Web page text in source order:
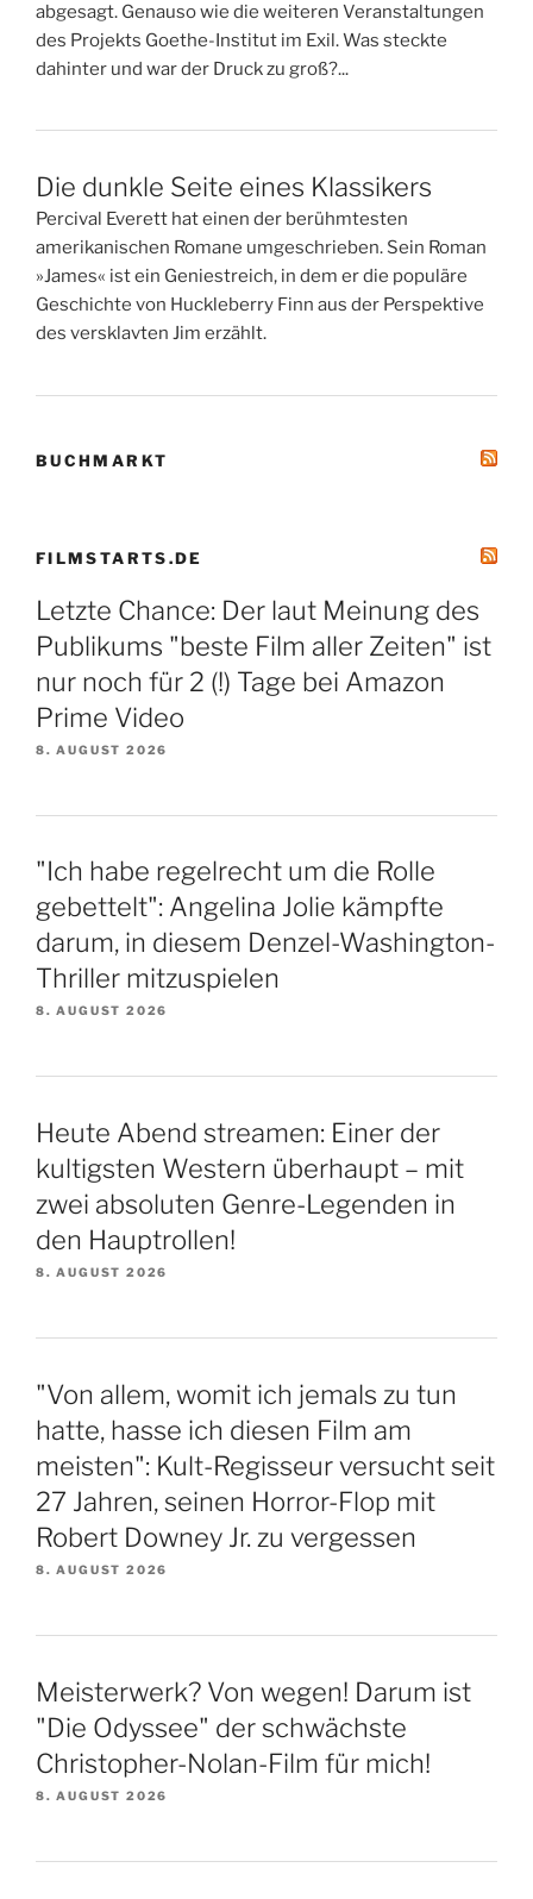
abgesagt. Genauso wie die weiteren Veranstaltungen
des Projekts Goethe-Institut im Exil. Was steckte
dahinter und war der Druck zu groß?...
Die dunkle Seite eines Klassikers
Percival Everett hat einen der berühmtesten
amerikanischen Romane umgeschrieben. Sein Roman
»James« ist ein Geniestreich, in dem er die populäre
Geschichte von Huckleberry Finn aus der Perspektive
des versklavten Jim erzählt.
BUCHMARKT
FILMSTARTS.DE
Letzte Chance: Der laut Meinung des
Publikums "beste Film aller Zeiten" ist
nur noch für 2 (!) Tage bei Amazon
Prime Video
8. AUGUST 2026
"Ich habe regelrecht um die Rolle
gebettelt": Angelina Jolie kämpfte
darum, in diesem Denzel-Washington-
Thriller mitzuspielen
8. AUGUST 2026
Heute Abend streamen: Einer der
kultigsten Western überhaupt – mit
zwei absoluten Genre-Legenden in
den Hauptrollen!
8. AUGUST 2026
"Von allem, womit ich jemals zu tun
hatte, hasse ich diesen Film am
meisten": Kult-Regisseur versucht seit
27 Jahren, seinen Horror-Flop mit
Robert Downey Jr. zu vergessen
8. AUGUST 2026
Meisterwerk? Von wegen! Darum ist
"Die Odyssee" der schwächste
Christopher-Nolan-Film für mich!
8. AUGUST 2026